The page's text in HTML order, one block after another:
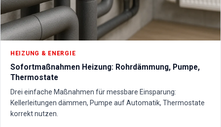
HEIZUNG & ENERGIE
Sofortmaßnahmen Heizung: Rohrdämmung, Pumpe,
Thermostate
Drei einfache Maßnahmen für messbare Einsparung:
Kellerleitungen dämmen, Pumpe auf Automatik, Thermostate
korrekt nutzen.